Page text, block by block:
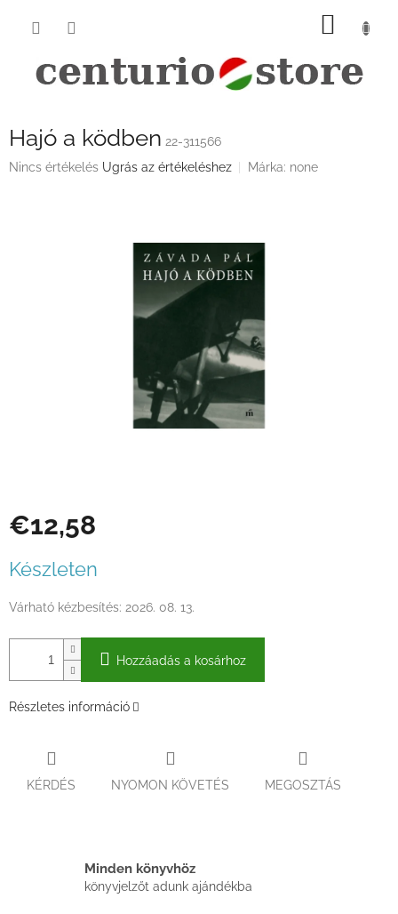
KOSÁR
Hajó a ködben 22-311566
A
Nincs értékelés Ugrás az értékeléshez Márka: none
€12,58
Készleten
Várható kézbesítés: 2026. 08. 13.
Hozzáadás a kosárhoz
Részletes információ
KÉRDÉS NYOMON KÖVETÉS MEGOSZTÁS
Minden könyvhöz
könyvjelzőt adunk ajándékba